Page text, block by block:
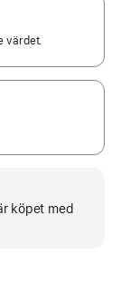
värdet.
köpet med